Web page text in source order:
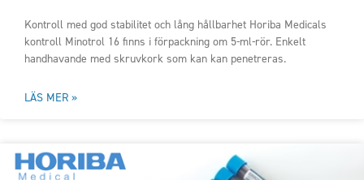
Kontroll med god stabilitet och lång hållbarhet Horiba Medicals
kontroll Minotrol 16 finns i förpackning om 5-ml-rör. Enkelt
handhavande med skruvkork som kan kan penetreras.
LÄS MER »